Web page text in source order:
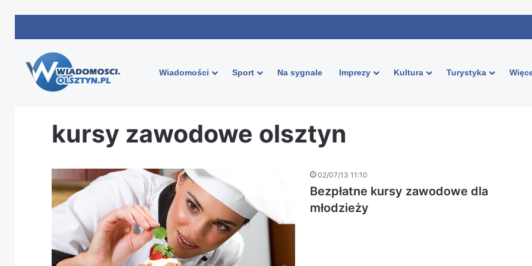
Wiadomości Sport Na sygnale Imprezy Kultura Turystyka
kursy zawodowe olsztyn
02/07/13 11:10
Bezpłatne kursy zawodowe dla
młodzieży